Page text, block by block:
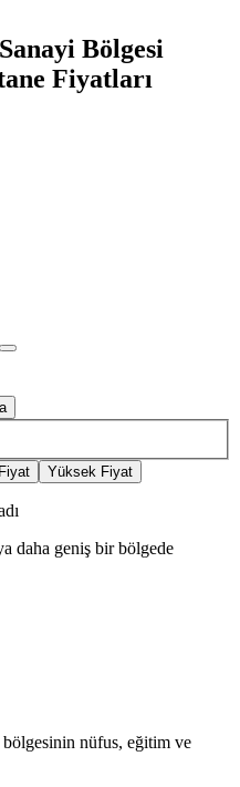
Bölgesi
Fiyatları
Yüksek Fiyat
daha geniş bir bölgede
nüfus, eğitim ve